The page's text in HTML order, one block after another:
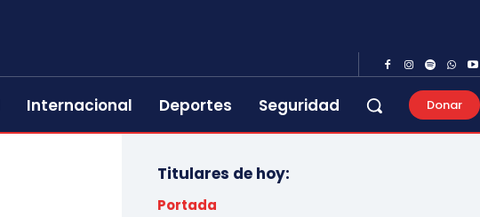
Internacional Deportes Seguridad Donar
Titulares de hoy:
Portada